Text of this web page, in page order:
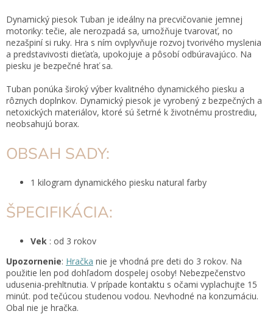
Dynamický piesok Tuban je ideálny na precvičovanie jemnej
motoriky: tečie, ale nerozpadá sa, umožňuje tvarovať, no
nezašpiní si ruky. Hra s ním ovplyvňuje rozvoj tvorivého myslenia
a predstavivosti dieťaťa, upokojuje a pôsobí odbúravajúco. Na
piesku je bezpečné hrať sa.
Tuban ponúka široký výber kvalitného dynamického piesku a
rôznych doplnkov. Dynamický piesok je vyrobený z bezpečných a
netoxických materiálov, ktoré sú šetrné k životnému prostrediu,
neobsahujú borax.
OBSAH SADY:
1 kilogram dynamického piesku natural farby
ŠPECIFIKÁCIA:
Vek : od 3 rokov
Upozornenie: Hračka nie je vhodná pre deti do 3 rokov. Na
použitie len pod dohľadom dospelej osoby! Nebezpečenstvo
udusenia-prehltnutia. V prípade kontaktu s očami vyplachujte 15
minút. pod tečúcou studenou vodou. Nevhodné na konzumáciu.
Obal nie je hračka.